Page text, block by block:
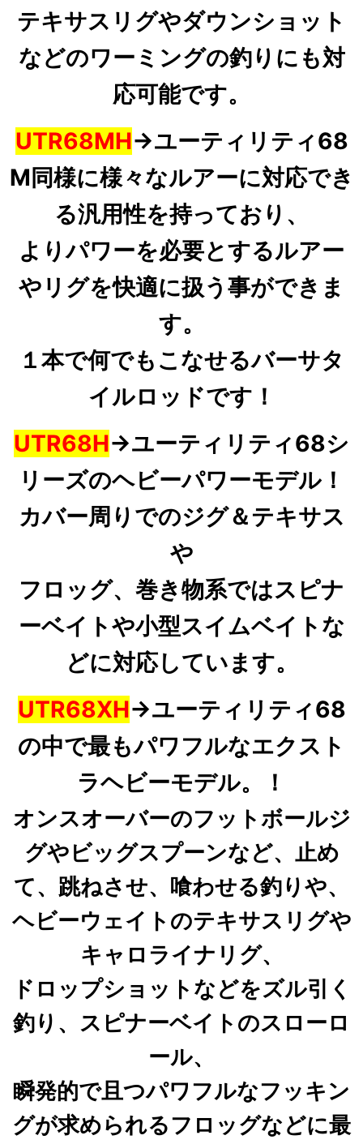
テキサスリグやダウンショット
などのワーミングの釣りにも対
応可能です。
UTR68MH→ユーティリティ68
M同様に様々なルアーに対応でき
る汎用性を持っており、
よりパワーを必要とするルアー
やリグを快適に扱う事ができま
す。
１本で何でもこなせるバーサタ
イルロッドです！
UTR68H→ユーティリティ68シ
リーズのヘビーパワーモデル！
カバー周りでのジグ＆テキサス
や
フロッグ、巻き物系ではスピナ
ーベイトや小型スイムベイトな
どに対応しています。
UTR68XH→ユーティリティ68
の中で最もパワフルなエクスト
ラヘビーモデル。！
オンスオーバーのフットボールジ
グやビッグスプーンなど、止め
て、跳ねさせ、喰わせる釣りや、
ヘビーウェイトのテキサスリグや
キャロライナリグ、
ドロップショットなどをズル引く
釣り、 スピナーベイトのスローロ
ール、
瞬発的で且つパワフルなフッキン
グが求められるフロッグなどに最